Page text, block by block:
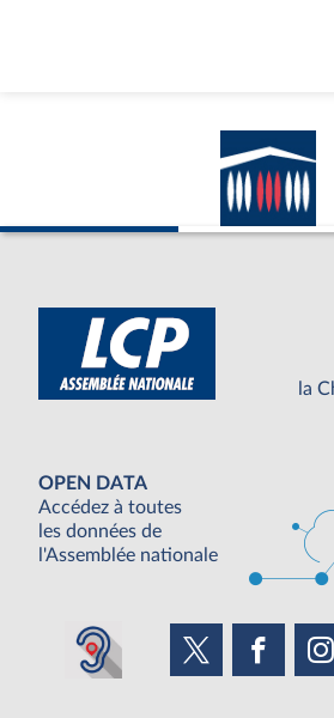
la
OPEN DATA
Accédez à toutes
les données de
l'Assemblée nationale